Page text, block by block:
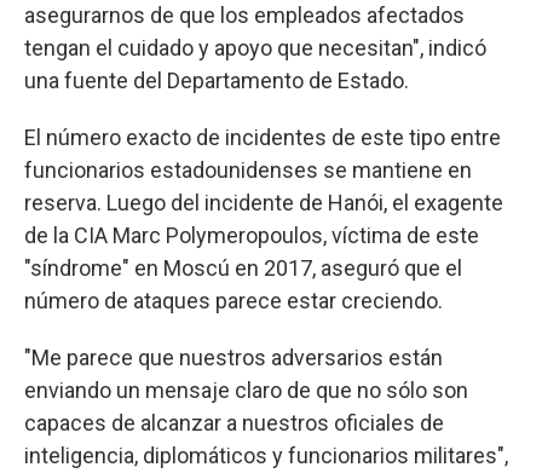
asegurarnos de que los empleados afectados
tengan el cuidado y apoyo que necesitan", indicó
una fuente del Departamento de Estado.
El número exacto de incidentes de este tipo entre
funcionarios estadounidenses se mantiene en
reserva. Luego del incidente de Hanói, el exagente
de la CIA Marc Polymeropoulos, víctima de este
"síndrome" en Moscú en 2017, aseguró que el
número de ataques parece estar creciendo.
"Me parece que nuestros adversarios están
enviando un mensaje claro de que no sólo son
capaces de alcanzar a nuestros oficiales de
inteligencia, diplomáticos y funcionarios militares",